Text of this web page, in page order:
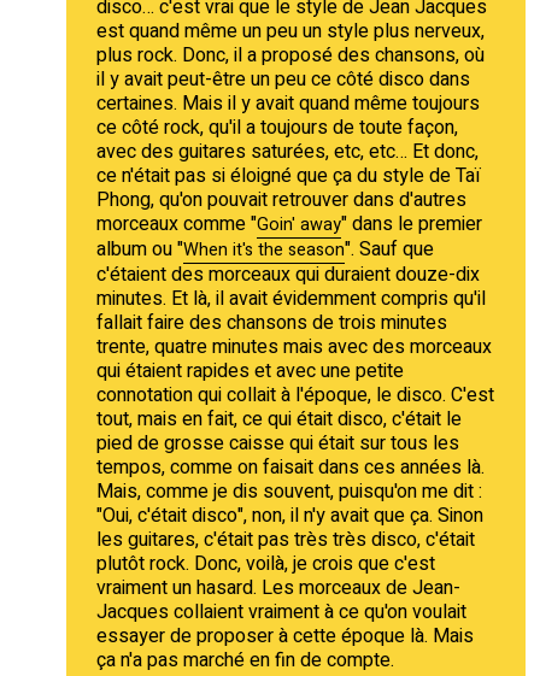
disco… c'est vrai que le style de Jean Jacques
est quand même un peu un style plus nerveux,
plus rock. Donc, il a proposé des chansons, où
il y avait peut-être un peu ce côté disco dans
certaines. Mais il y avait quand même toujours
ce côté rock, qu'il a toujours de toute façon,
avec des guitares saturées, etc, etc… Et donc,
ce n'était pas si éloigné que ça du style de Taï
Phong, qu'on pouvait retrouver dans d'autres
morceaux comme "Goin' away" dans le premier
album ou "When it's the season". Sauf que
c'étaient des morceaux qui duraient douze-dix
minutes. Et là, il avait évidemment compris qu'il
fallait faire des chansons de trois minutes
trente, quatre minutes mais avec des morceaux
qui étaient rapides et avec une petite
connotation qui collait à l'époque, le disco. C'est
tout, mais en fait, ce qui était disco, c'était le
pied de grosse caisse qui était sur tous les
tempos, comme on faisait dans ces années là.
Mais, comme je dis souvent, puisqu'on me dit :
"Oui, c'était disco", non, il n'y avait que ça. Sinon
les guitares, c'était pas très très disco, c'était
plutôt rock. Donc, voilà, je crois que c'est
vraiment un hasard. Les morceaux de Jean-
Jacques collaient vraiment à ce qu'on voulait
essayer de proposer à cette époque là. Mais
ça n'a pas marché en fin de compte.